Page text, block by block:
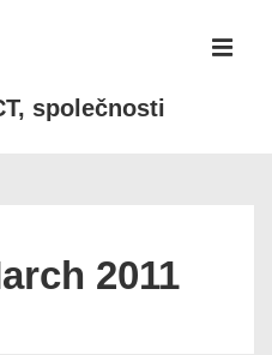
společnosti
2011